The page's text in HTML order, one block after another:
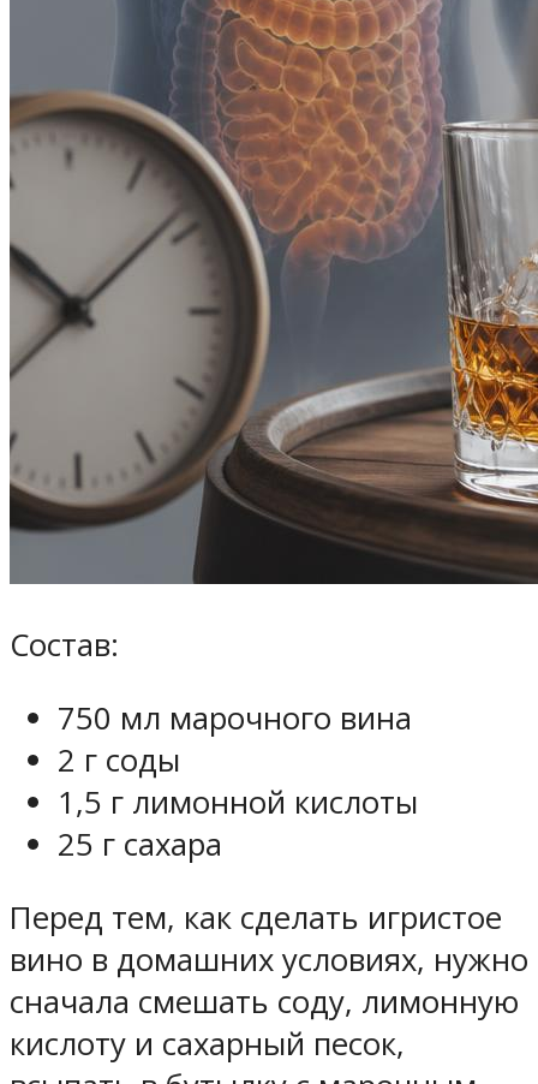
Состав:
750 мл марочного вина
2 г соды
1,5 г лимонной кислоты
25 г сахара
Перед тем, как сделать игристое
вино в домашних условиях, нужно
сначала смешать соду, лимонную
кислоту и сахарный песок,